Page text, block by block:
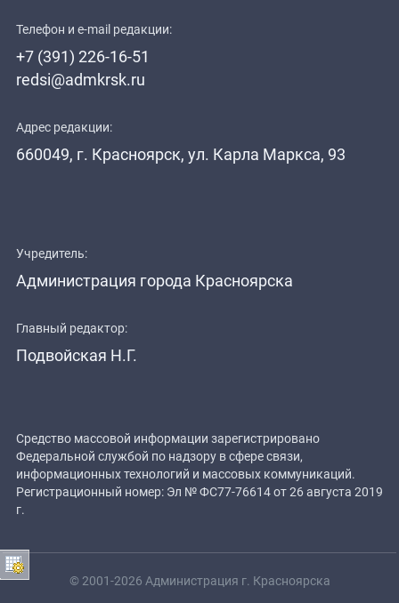
Телефон и e-mail редакции:
+7 (391) 226-16-51
redsi@admkrsk.ru
Адрес редакции:
660049, г. Красноярск, ул. Карла Маркса, 93
Учредитель:
Администрация города Красноярска
Главный редактор:
Подвойская Н.Г.
Средство массовой информации зарегистрировано
Федеральной службой по надзору в сфере связи,
информационных технологий и массовых коммуникаций.
Регистрационный номер: Эл № ФС77-76614 от 26 августа 2019
г.
© 2001-2026 Администрация г. Красноярска